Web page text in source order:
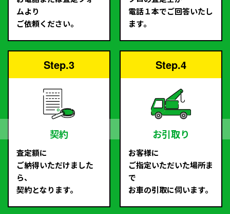
ムより
ご依頼ください。
電話１本でご回答いたし
ます。
Step.3
契約
査定額に
ご納得いただけました
ら、
契約となります。
Step.4
お引取り
お客様に
ご指定いただいた場所ま
で
お車の引取に伺います。